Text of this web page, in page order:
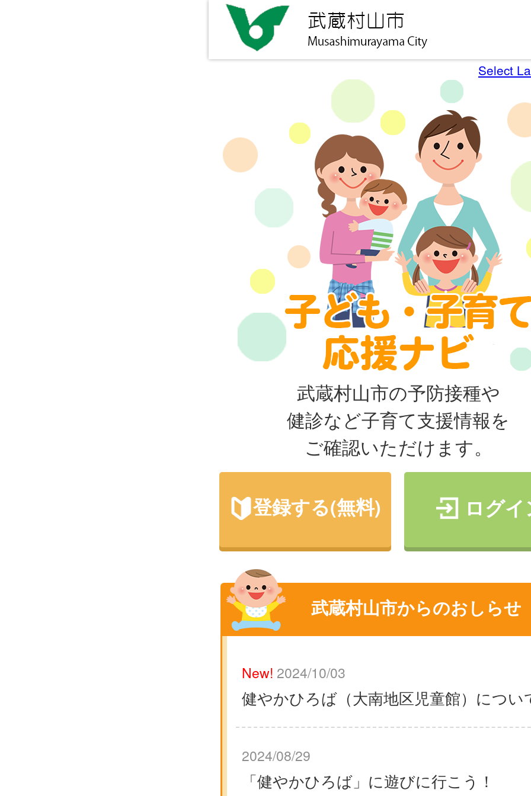
Select
武蔵村山市の予防接種や
健診など子育て支援情報を
ご確認いただけます。
登録する(無料) ログ
武蔵村山市からのおしらせ
New! 2024/10/03
健やかひろば（大南地区児童館）につい
2024/08/29
「健やかひろば」に遊びに行こう！